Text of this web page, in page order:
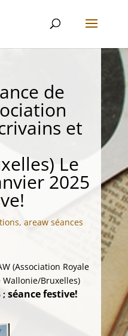
de
et
Le
2025
, areaw séances
(Association Royale
Bruxelles)
; séance festive!